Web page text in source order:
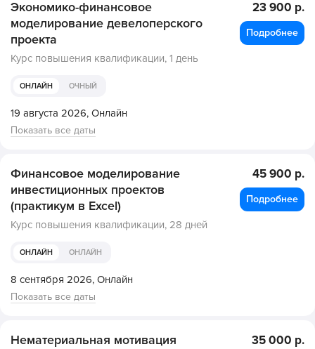
Экономико-финансовое
моделирование девелоперского
проекта
Курс повышения квалификации, 1 день
ОНЛАЙН ОЧНЫЙ
19 августа 2026, Онлайн
Показать все даты
23 900 р.
Подробнее
Финансовое моделирование
инвестиционных проектов
(практикум в Excel)
Курс повышения квалификации, 28 дней
ОНЛАЙН ОНЛАЙН
8 сентября 2026, Онлайн
Показать все даты
45 900 р.
Подробнее
Нематериальная мотивация 35 000 р.